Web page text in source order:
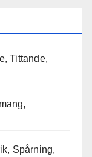
Tittande,
Spårning,